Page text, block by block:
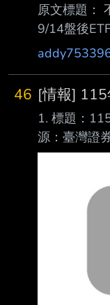
原文標題：
9/14盤後
原文連結：
時間：
編譯陳韋廷
管業界對近
易所 (KRX)
資管機構示
46 [情報]
1. 標題：
源：臺灣證
名、網站名)
內文： 115
賣出 現金(
單位)
8,986,438
1,150 19